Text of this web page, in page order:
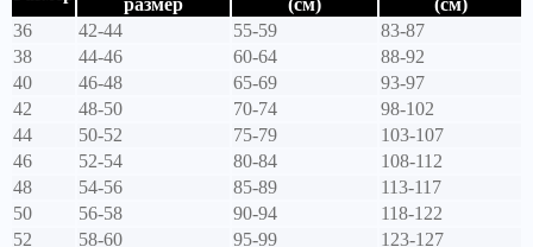
размер
(см)
(см)
36
42-44 55-59
83-87
38
44-46 60-64
88-92
40
46-48 65-69
93-97
42
48-50 70-74
98-102
44
50-52 75-79
103-107
46
52-54 80-84
108-112
48
54-56 85-89
113-117
50
56-58 90-94
118-122
52
58-60 95-99 123-127